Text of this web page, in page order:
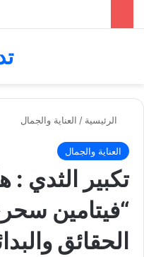
الرئيسية / العناية والجمال
العناية والجمال
تكبير الثدي :
“فيتامين
الحقائق